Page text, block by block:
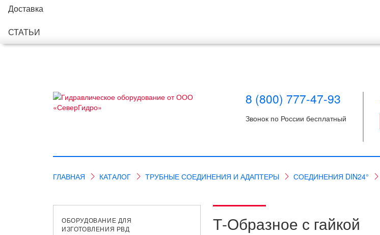
Доставка
СТАТЬИ
8 (800) 777-47-93
Звонок по России бесплатный
ГЛАВНАЯ КАТАЛОГ ТРУБНЫЕ СОЕДИНЕНИЯ И АДАПТЕРЫ СОЕДИНЕНИЯ DIN24°
ОБОРУДОВАНИЕ ДЛЯ
ИЗГОТОВЛЕНИЯ РВД
Т-Образное с гайкой